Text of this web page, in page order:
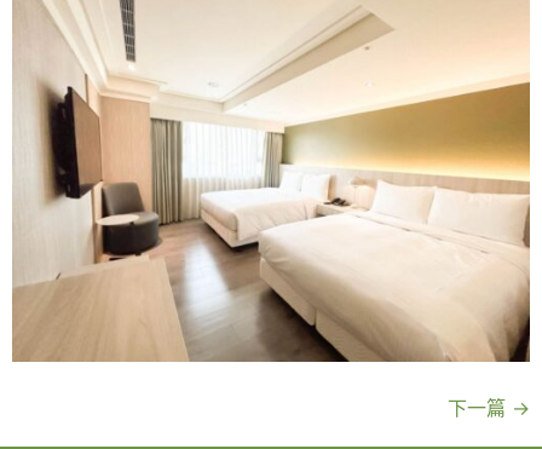
下一篇 →